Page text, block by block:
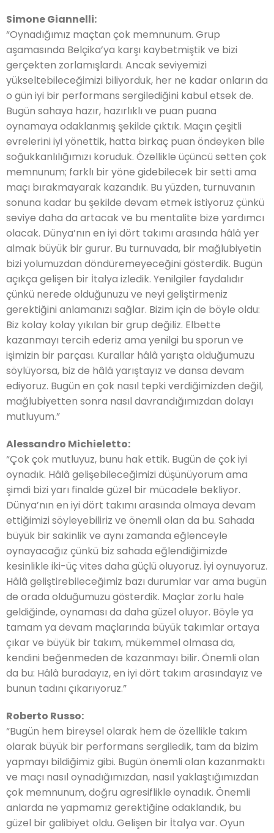
Simone Giannelli:
“Oynadığımız maçtan çok memnunum. Grup
aşamasında Belçika’ya karşı kaybetmiştik ve bizi
gerçekten zorlamışlardı. Ancak seviyemizi
yükseltebileceğimizi biliyorduk, her ne kadar onların da
o gün iyi bir performans sergilediğini kabul etsek de.
Bugün sahaya hazır, hazırlıklı ve puan puana
oynamaya odaklanmış şekilde çıktık. Maçın çeşitli
evrelerini iyi yönettik, hatta birkaç puan öndeyken bile
soğukkanlılığımızı koruduk. Özellikle üçüncü setten çok
memnunum; farklı bir yöne gidebilecek bir setti ama
maçı bırakmayarak kazandık. Bu yüzden, turnuvanın
sonuna kadar bu şekilde devam etmek istiyoruz çünkü
seviye daha da artacak ve bu mentalite bize yardımcı
olacak. Dünya’nın en iyi dört takımı arasında hâlâ yer
almak büyük bir gurur. Bu turnuvada, bir mağlubiyetin
bizi yolumuzdan döndüremeyeceğini gösterdik. Bugün
açıkça gelişen bir İtalya izledik. Yenilgiler faydalıdır
çünkü nerede olduğunuzu ve neyi geliştirmeniz
gerektiğini anlamanızı sağlar. Bizim için de böyle oldu:
Biz kolay kolay yıkılan bir grup değiliz. Elbette
kazanmayı tercih ederiz ama yenilgi bu sporun ve
işimizin bir parçası. Kurallar hâlâ yarışta olduğumuzu
söylüyorsa, biz de hâlâ yarıştayız ve dansa devam
ediyoruz. Bugün en çok nasıl tepki verdiğimizden değil,
mağlubiyetten sonra nasıl davrandığımızdan dolayı
mutluyum.”
Alessandro Michieletto:
“Çok çok mutluyuz, bunu hak ettik. Bugün de çok iyi
oynadık. Hâlâ gelişebileceğimizi düşünüyorum ama
şimdi bizi yarı finalde güzel bir mücadele bekliyor.
Dünya’nın en iyi dört takımı arasında olmaya devam
ettiğimizi söyleyebiliriz ve önemli olan da bu. Sahada
büyük bir sakinlik ve aynı zamanda eğlenceyle
oynayacağız çünkü biz sahada eğlendiğimizde
kesinlikle iki-üç vites daha güçlü oluyoruz. İyi oynuyoruz.
Hâlâ geliştirebileceğimiz bazı durumlar var ama bugün
de orada olduğumuzu gösterdik. Maçlar zorlu hale
geldiğinde, oynaması da daha güzel oluyor. Böyle ya
tamam ya devam maçlarında büyük takımlar ortaya
çıkar ve büyük bir takım, mükemmel olmasa da,
kendini beğenmeden de kazanmayı bilir. Önemli olan
da bu: Hâlâ buradayız, en iyi dört takım arasındayız ve
bunun tadını çıkarıyoruz.”
Roberto Russo:
“Bugün hem bireysel olarak hem de özellikle takım
olarak büyük bir performans sergiledik, tam da bizim
yapmayı bildiğimiz gibi. Bugün önemli olan kazanmaktı
ve maçı nasıl oynadığımızdan, nasıl yaklaştığımızdan
çok memnunum, doğru agresiflikle oynadık. Önemli
anlarda ne yapmamız gerektiğine odaklandık, bu
güzel bir galibiyet oldu. Gelişen bir İtalya var. Oyun